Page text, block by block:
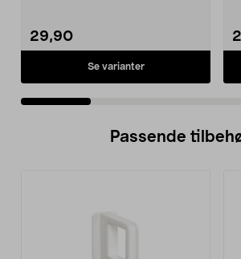
29,90
Se varianter
Passende